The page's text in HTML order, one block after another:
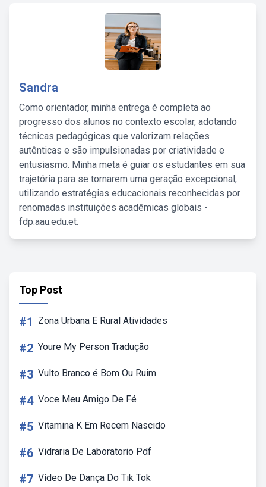
Sandra
Como orientador, minha entrega é completa ao
progresso dos alunos no contexto escolar, adotando
técnicas pedagógicas que valorizam relações
autênticas e são impulsionadas por criatividade e
entusiasmo. Minha meta é guiar os estudantes em sua
trajetória para se tornarem uma geração excepcional,
utilizando estratégias educacionais reconhecidas por
renomadas instituições acadêmicas globais -
fdp.aau.edu.et.
Top Post
#1 Zona Urbana E Rural Atividades
#2 Youre My Person Tradução
#3 Vulto Branco é Bom Ou Ruim
#4 Voce Meu Amigo De Fé
#5 Vitamina K Em Recem Nascido
#6 Vidraria De Laboratorio Pdf
#7 Vídeo De Dança Do Tik Tok